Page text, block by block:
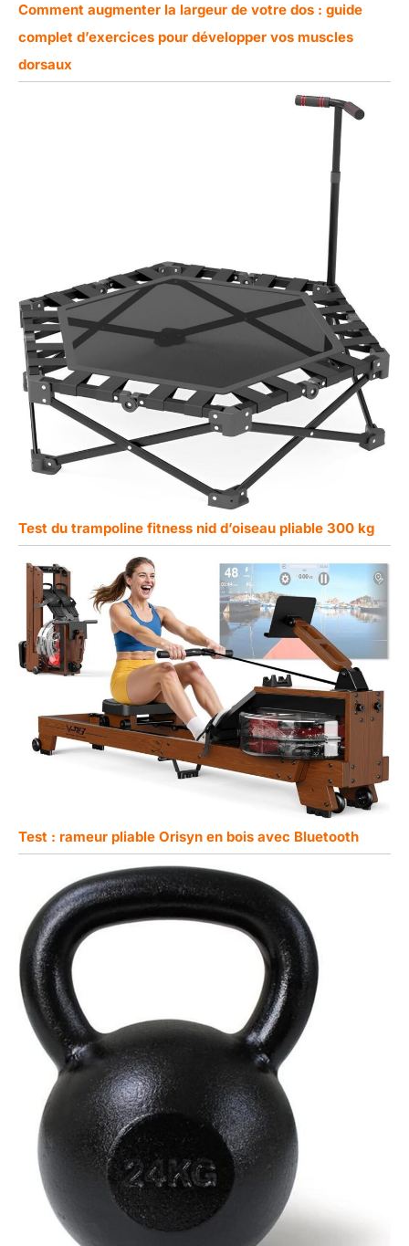
Comment augmenter la largeur de votre dos : guide
complet d’exercices pour développer vos muscles
dorsaux
Test du trampoline fitness nid d’oiseau pliable 300 kg
Test : rameur pliable Orisyn en bois avec Bluetooth